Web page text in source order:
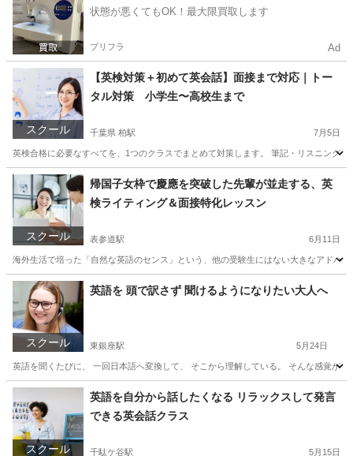
状態が悪くてもOK！最大限買取します
プリフラ Ad
スクール
【英検対策＋初めて英会話】面接まで対応｜トー
タル対策 小学生〜高校生まで
千葉県 柏駅 7月5日
英検合格に必要なすべてを、1つのクラスでまとめて対策します。 筆記・リスニング
千葉 柏市 柏駅 英会話 1級
スクール
帰国子女枠で慶應を突破した先輩が並走する、英
検ライティング＆面接特化レッスン
表参道駅 6月11日
海外生活で培った「自然な英語のセンス」という、他の受験生にはない大きなアドバ
東京 港区 表参道駅 英検 1級
スクール
英語を 頭で訳さず 聞けるようになりたい大人へ
東銀座駅 5月24日
英語を聞くたびに、 一回日本語へ変換して、 そこから理解している。 そんな感覚が
東京 中央区 東銀座駅 発音 大人
スクール
英語を自分から話したくなる リラックスして発言
できる英会話クラス
千駄ケ谷駅 5月15日